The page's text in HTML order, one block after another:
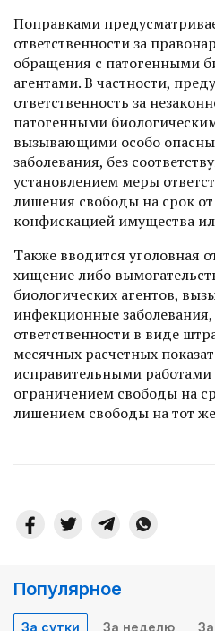
Поправками
ответственности за
обращения с патогенными
агентами. В частности,
ответственность за
патогенными
вызывающими особо
заболевания, без
установлением меры
лишения свободы на срок от
конфискацией имущества
Также вводится уголовная
хищение либо
биологических агентов,
инфекционные
ответственности в виде
месячных расчетных
исправительными
ограничением свободы на
лишением свободы на тот
Популярное
За сутки За неделю